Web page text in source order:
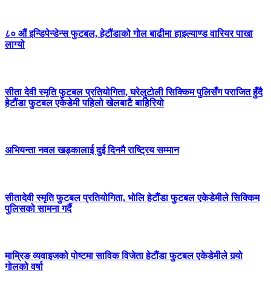
८० औं इन्डिपेन्डेन्स फुटबल, हेटौंडाको गोल बाढीमा हाइल्याण्ड वारियर पाखा
लाग्यो
सीता देवी स्मृति फुटबल प्रतियोगिता, घरेलुटोली सिक्किम पुलिसँग पराजित हुँदै
हेटौंडा फुटबल एकेडेमी पहिलो खेलबाटै बाहिरियो
अभियन्ता नवल खड्कालाई दुई दिनमै राष्ट्रिय सम्मान
सीतादेवी स्मृति फुटबल प्रतियोगिता, भोलि हेटौंडा फुटबल एकेडेमीले सिक्किम
पुलिसको सामना गर्दै
माम्रिङ व्यवाइजको पोष्टमा साविक विजेता हेटौंडा फुटबल एकेडेमीले गर्‍यो
गोलको वर्षा